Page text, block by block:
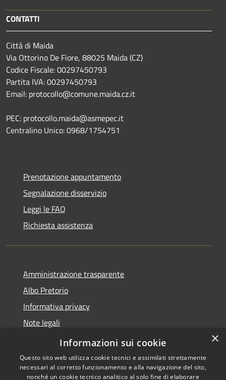
CONTATTI
Città di Maida
Via Ottorino De Fiore, 88025 Maida (CZ)
Codice Fiscale: 00297450793
Partita IVA: 00297450793
Email: protocollo@comune.maida.cz.it
PEC: protocollo.maida@asmepec.it
Centralino Unico: 0968/1754751
Prenotazione appuntamento
Segnalazione disservizio
Leggi le FAQ
Richiesta assistenza
Amministrazione trasparente
Albo Pretorio
Informativa privacy
Note legali
Dichiarazione di accessibilità
×
Informazioni sui cookie
Questo sito web utilizza cookie tecnici e assimilati strettamente
necessari al corretto funzionamento e alla navigazione del sito,
nonché un cookie tecnico analitico al solo fine di elaborare